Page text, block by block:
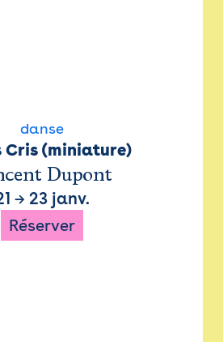
danse
Cris (miniature)
Dupont
→ 23 janv.
Réserver